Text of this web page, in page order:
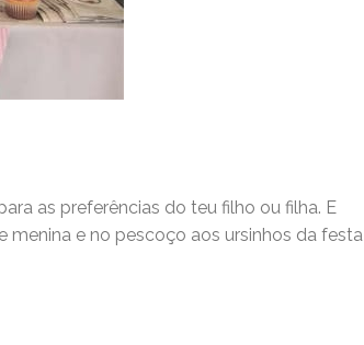
as preferências do teu filho ou filha. E
e no pescoço aos ursinhos da festa